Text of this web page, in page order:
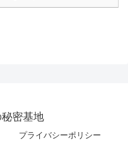
密基地
プライバシーポリシー